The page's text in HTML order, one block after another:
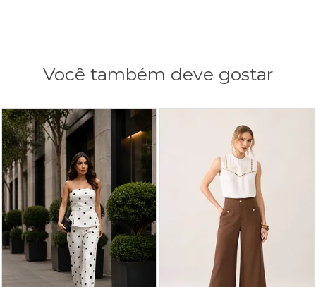
Você também deve gostar